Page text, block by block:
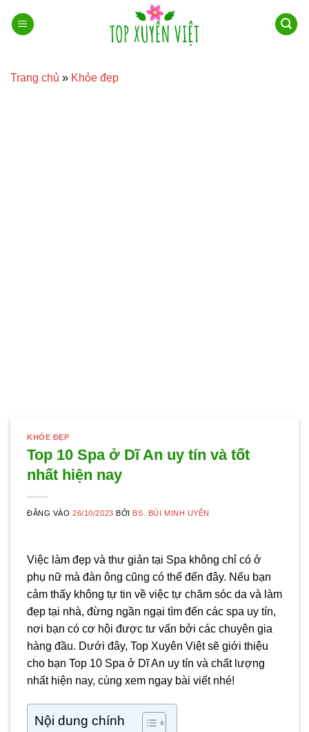
qua
Trang chủ » Khỏe đẹp
KHỎE ĐẸP
Top 10 Spa ở Dĩ An uy tín và tốt
nhất hiện nay
ĐĂNG VÀO26/10/2023 BỞI BS. BÙI MINH UYÊN
Việc làm đẹp và thư giản tại Spa không chỉ có ở
phụ nữ mà đàn ông cũng có thể đến đây. Nếu bạn
cảm thấy không tự tin về việc tự chăm sóc da và làm
đẹp tại nhà, đừng ngần ngại tìm đến các spa uy tín,
nơi bạn có cơ hội được tư vấn bởi các chuyên gia
hàng đầu. Dưới đây, Top Xuyên Việt sẽ giới thiệu
cho bạn Top 10 Spa ở Dĩ An uy tín và chất lượng
nhất hiện nay, cùng xem ngay bài viết nhé!
Nội dung chính